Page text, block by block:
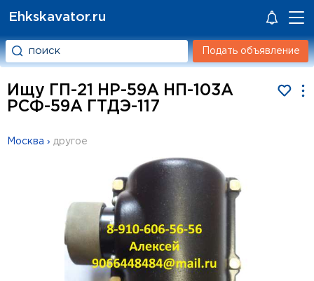
Ehkskavator.ru
Подать объявление
Ищу ГП-21 НР-59А НП-103А
РСФ-59А ГТДЭ-117
Москва › другое